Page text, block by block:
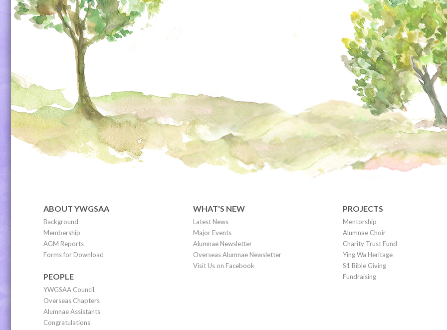
ABOUT YWGSAA
Background
Membership
AGM Reports
Forms for Download
WHAT'S NEW
Latest News
Major Events
Alumnae Newsletter
Overseas Alumnae Newsletter
Visit Us on Facebook
PROJECTS
Mentorship
Alumnae Choir
Charity Trust Fund
Ying Wa Heritage
S1 Bible Giving
Fundraising
PEOPLE
YWGSAA Council
Overseas Chapters
Alumnae Assistants
Congratulations